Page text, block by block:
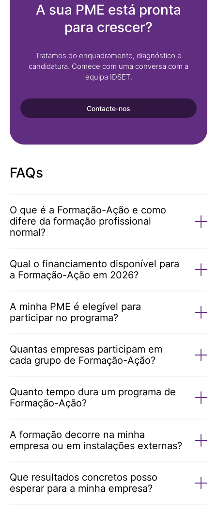
A sua PME está pronta
para crescer?
Tratamos do enquadramento, diagnóstico e
candidatura. Comece com uma conversa com a
equipa IDSET.
Contacte-nos
FAQs
O que é a Formação-Ação e como
difere da formação profissional
normal?
Qual o financiamento disponível para
a Formação-Ação em 2026?
A minha PME é elegível para
participar no programa?
Quantas empresas participam em
cada grupo de Formação-Ação?
Quanto tempo dura um programa de
Formação-Ação?
A formação decorre na minha
empresa ou em instalações externas?
Que resultados concretos posso
esperar para a minha empresa?